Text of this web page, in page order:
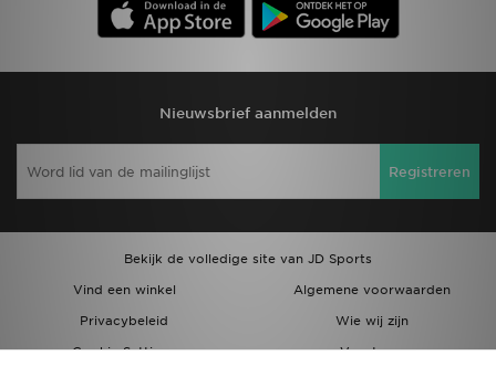
Nieuwsbrief aanmelden
Registreren
Bekijk de volledige site van JD Sports
Vind een winkel
Algemene voorwaarden
Privacybeleid
Wie wij zijn
Cookie Settings
Vacatures
Klantenservice
Download de app
Wie wij zijn